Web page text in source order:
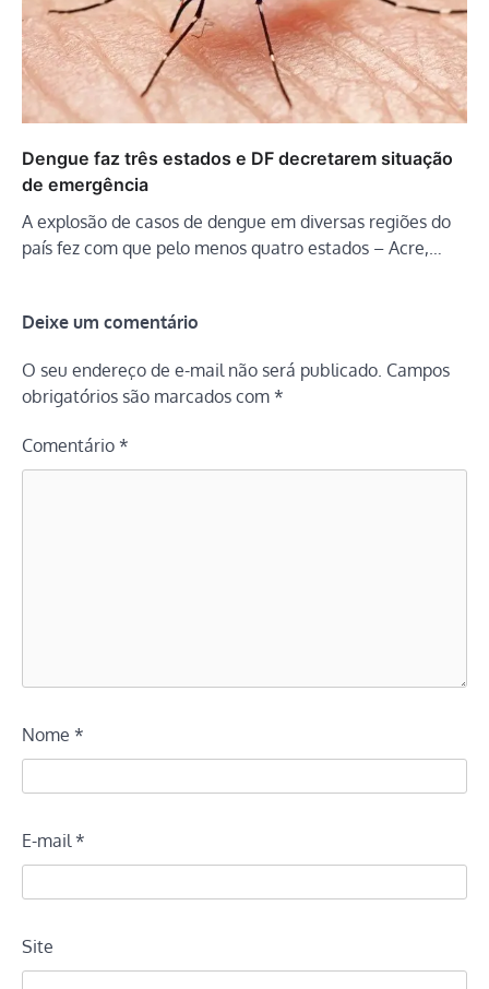
Dengue faz três estados e DF decretarem situação
de emergência
A explosão de casos de dengue em diversas regiões do
país fez com que pelo menos quatro estados – Acre,…
Deixe um comentário
O seu endereço de e-mail não será publicado. Campos
obrigatórios são marcados com *
Comentário *
Nome *
E-mail *
Site